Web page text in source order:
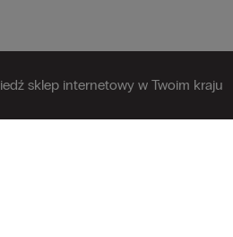
sklep internetowy w Twoim kraju